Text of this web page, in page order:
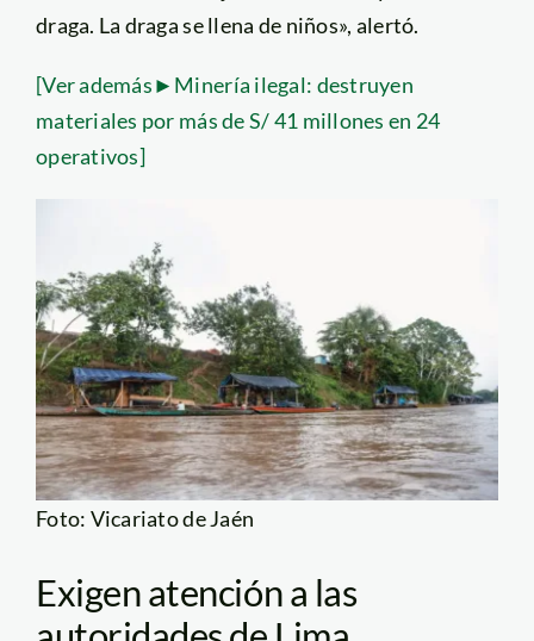
draga. La draga se llena de niños», alertó.
[Ver además►Minería ilegal: destruyen
materiales por más de S/ 41 millones en 24
operativos]
Foto: Vicariato de Jaén
Exigen atención a las